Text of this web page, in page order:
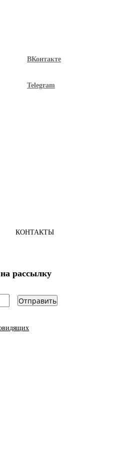
ВКонтакте
Telegram
КОНТАКТЫ
рассылку